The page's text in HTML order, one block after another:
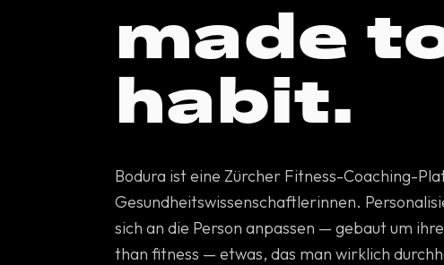
made
habit.
Bodura ist eine Zürcher Fitness-Coaching-
Gesundheitswissenschaftlerinnen.
sich an die Person anpassen — gebaut um
than fitness — etwas, das man wirklich